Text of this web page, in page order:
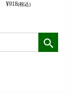
¥918(税込)